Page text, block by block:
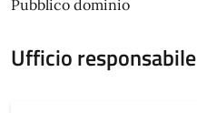
Pubblico dominio
Ufficio responsabile